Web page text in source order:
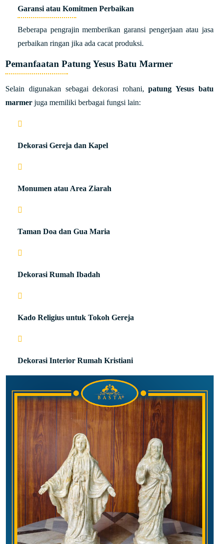
Garansi atau Komitmen Perbaikan
Beberapa pengrajin memberikan garansi pengerjaan atau jasa
perbaikan ringan jika ada cacat produksi.
Pemanfaatan Patung Yesus Batu Marmer
Selain digunakan sebagai dekorasi rohani,patung Yesus batu
marmer juga memiliki berbagai fungsi lain:
Dekorasi Gereja dan Kapel
Monumen atau Area Ziarah
Taman Doa dan Gua Maria
Dekorasi Rumah Ibadah
Kado Religius untuk Tokoh Gereja
Dekorasi Interior Rumah Kristiani